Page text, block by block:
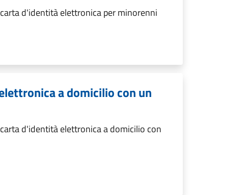
d'identità elettronica per minorenni
a domicilio con un
d'identità elettronica a domicilio con